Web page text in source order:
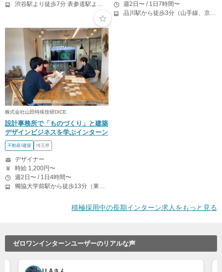
渋谷駅より徒歩7分 表参道駅より徒歩5分
週2日〜 / 1日7時間〜
品川駅から徒歩3分（山手線、京浜東北線、横須賀線、上野東京ライン、ほか） 上大岡駅～都内の送迎なので、横浜付近在住が望ましいです。
株式会社山田特殊技研DICE
設計事務所で「ものづくり」と建築
デザインビジネスを学ぶインターン
不動産/建築 埼玉県
デザイナー
時給 1,200円〜
週2日〜 / 1日4時間〜
積極採用中の長期インターン求人をもっと見る
ゼロワンインターンユーザーのリアルな声